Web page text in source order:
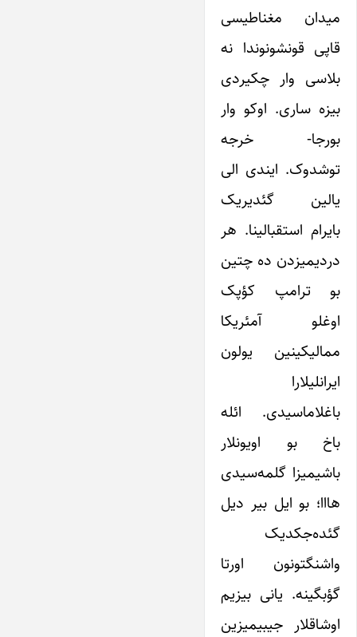
میدان مغناطیسی
قاپی قونشونوندا نه
بلاسی وار چکیردی
بیزه ساری. اوکو وار
بورجا- خرجه
توشدوک. ایندی الی
یالین گئدیریک
بایرام استقبالینا. هر
دردیمیزدن ده چتین
بو ترامپ کؤپک
اوغلو آمئریکا
ممالیکینین یولون
ایرانلیلارا
باغلاماسیدی. ائله
باخ بو اویونلار
باشیمیزا گلمه‌سیدی
هااا؛ بو ایل بیر دیل
گئده‌جکدیک
واشنگتونون اورتا
گؤبگینه. یانی بیزیم
اوشاقلار جیبیمیزین